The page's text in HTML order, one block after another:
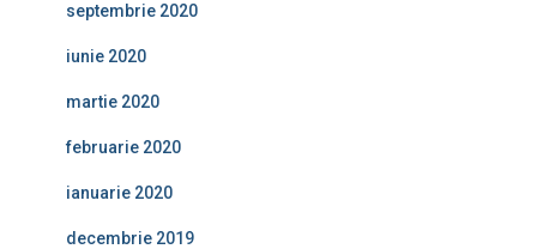
septembrie 2020
iunie 2020
martie 2020
februarie 2020
ianuarie 2020
decembrie 2019